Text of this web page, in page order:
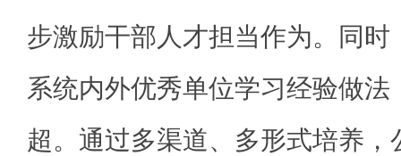
步激励干部人才担当作为。同
系统内外优秀单位学习经验做
超。通过多渠道、多形式培养